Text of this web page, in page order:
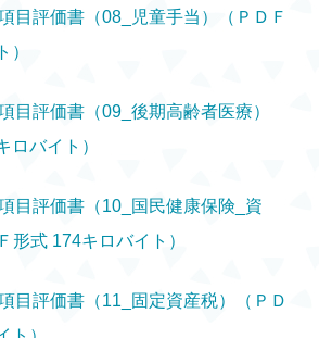
目評価書（08_児童手当）（ＰＤＦ
）
目評価書（09_後期高齢者医療）
ロバイト）
目評価書（10_国民健康保険_資
形式 174キロバイト）
目評価書（11_固定資産税）（ＰＤ